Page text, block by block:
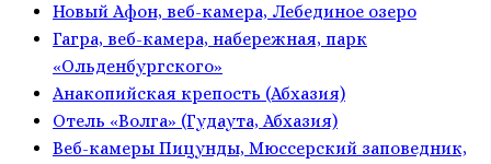
Новый Афон, веб-камера, Лебединое озеро
Гагра, веб-камера, набережная, парк
«Ольденбургского»
Анакопийская крепость (Абхазия)
Отель «Волга» (Гудаута, Абхазия)
Веб-камеры Пицунды, Мюссерский заповедник,